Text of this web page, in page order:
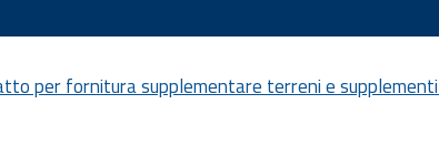
per fornitura supplementare terreni e